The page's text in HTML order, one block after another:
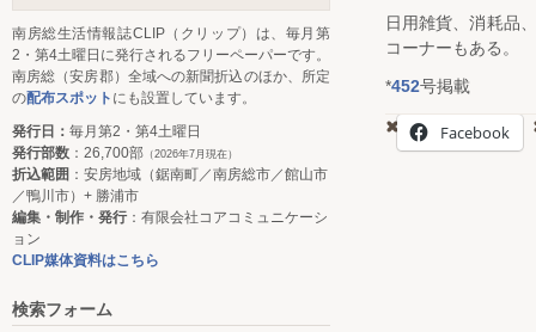
日用雑貨、消耗品
コーナーもある。
*452号掲載
Facebook
南房総生活情報誌CLIP（クリップ）は、毎月第
2・第4土曜日に発行されるフリーペーパーです。
南房総（安房郡）全域への新聞折込のほか、所定
の配布スポット にも設置しています。
発行日： 毎月第2・第4土曜日
発行部数 ：26,700部 （2026年7月現在）
折込範囲 ：安房地域（鋸南町／南房総市／館山市
／鴨川市）+ 勝浦市
編集・制作・発行：有限会社コアコミュニケーシ
ョン
CLIP媒体資料はこちら
検索フォーム